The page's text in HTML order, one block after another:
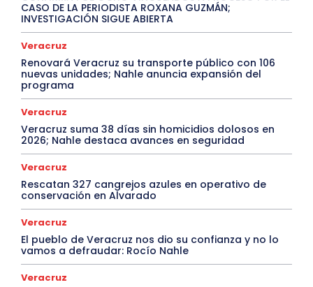
CASO DE LA PERIODISTA ROXANA GUZMÁN;
INVESTIGACIÓN SIGUE ABIERTA
Veracruz
Renovará Veracruz su transporte público con 106
nuevas unidades; Nahle anuncia expansión del
programa
Veracruz
Veracruz suma 38 días sin homicidios dolosos en
2026; Nahle destaca avances en seguridad
Veracruz
Rescatan 327 cangrejos azules en operativo de
conservación en Alvarado
Veracruz
El pueblo de Veracruz nos dio su confianza y no lo
vamos a defraudar: Rocío Nahle
Veracruz